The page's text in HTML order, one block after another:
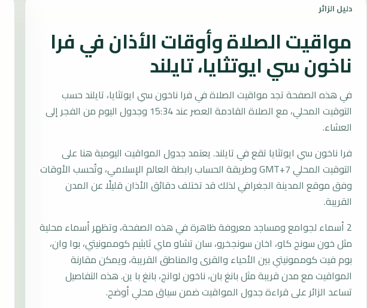
دليل الزائر
مواقيت الصلاة وأوقات الأذان في فرا
ناخون سي ايوتثايا، تايلند
في هذه الصفحة تجد مواقيت الصلاة في فرا ناخون سي ايوتثايا، تايلند حسب
التوقيت المحلي، مع الصلاة القادمة العصر عند 15:34 وجدول اليوم من الفجر إلى
العشاء.
فرا ناخون سي ايوتثايا تقع في تايلند. يعتمد جدول المواقيت اليومية هنا على
التوقيت المحلي GMT+7 وطريقة الحساب رابطة العالم الإسلامي، وتُحسب الأوقات
وفق موقع المدينة الجغرافي لذلك قد تختلف دقائق الأذان قليلًا عن المدن
القريبة.
2 أسماء لجوامع ومساجد معروفة ظاهرة في هذه الصفحة، وتظهر أسماء محلية
مثل خون سونج كاو، اخان سونجخرو، سان تشاو ماي ثابثيم كوممونيتي، بوا وان،
بوم فيت كوممونيتي بين الأحياء والقرى والمناطق القريبة، ويمكن مقارنة
المواقيت مع مدن قريبة مثل بانغ بان، ناخون لوانج، بانغ با ين. هذه التفاصيل
تساعد الزائر على قراءة جدول المواقيت ضمن سياق محلي أوضح.